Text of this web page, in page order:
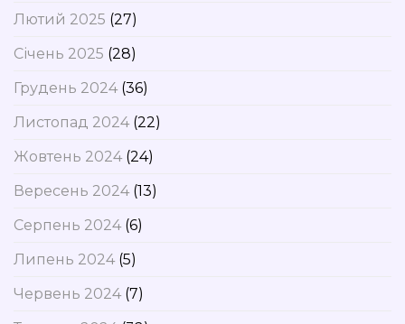
Лютий 2025 (27)
Січень 2025 (28)
Грудень 2024(36)
Листопад 2024(22)
Жовтень 2024(24)
Вересень 2024(13)
Серпень 2024(6)
Липень 2024(5)
Червень 2024(7)